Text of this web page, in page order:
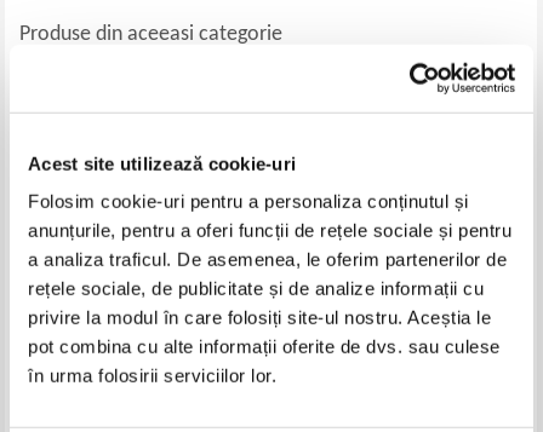
Acest site utilizează cookie-uri
Folosim cookie-uri pentru a personaliza conținutul și
anunțurile, pentru a oferi funcții de rețele sociale și pentru
a analiza traficul. De asemenea, le oferim partenerilor de
rețele sociale, de publicitate și de analize informații cu
privire la modul în care folosiți site-ul nostru. Aceștia le
pot combina cu alte informații oferite de dvs. sau culese
în urma folosirii serviciilor lor.
Produse din aceeasi categorie
Marin Sorescu - The Thirst of
the Salt Mountain
-60%
Ion Jurca Rovina - Piscina (cu